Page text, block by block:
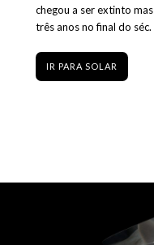
chegou a ser extinto
três anos no final do séc.
IR PARA SOLAR